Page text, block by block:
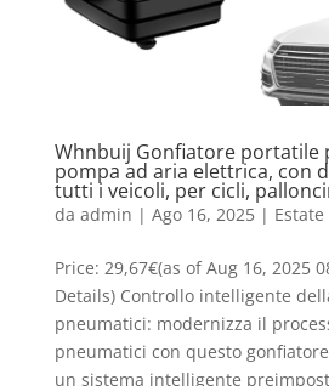
Whnbuij Gonfiatore portatile
pompa ad aria elettrica, con
tutti i veicoli, per cicli,
da admin | Ago 16, 2025|
Price: 29,67€(as of Aug 16, 2025
Details) Controllo intelligente
pneumatici: modernizza il
pneumatici con questo
un sistema intelligente